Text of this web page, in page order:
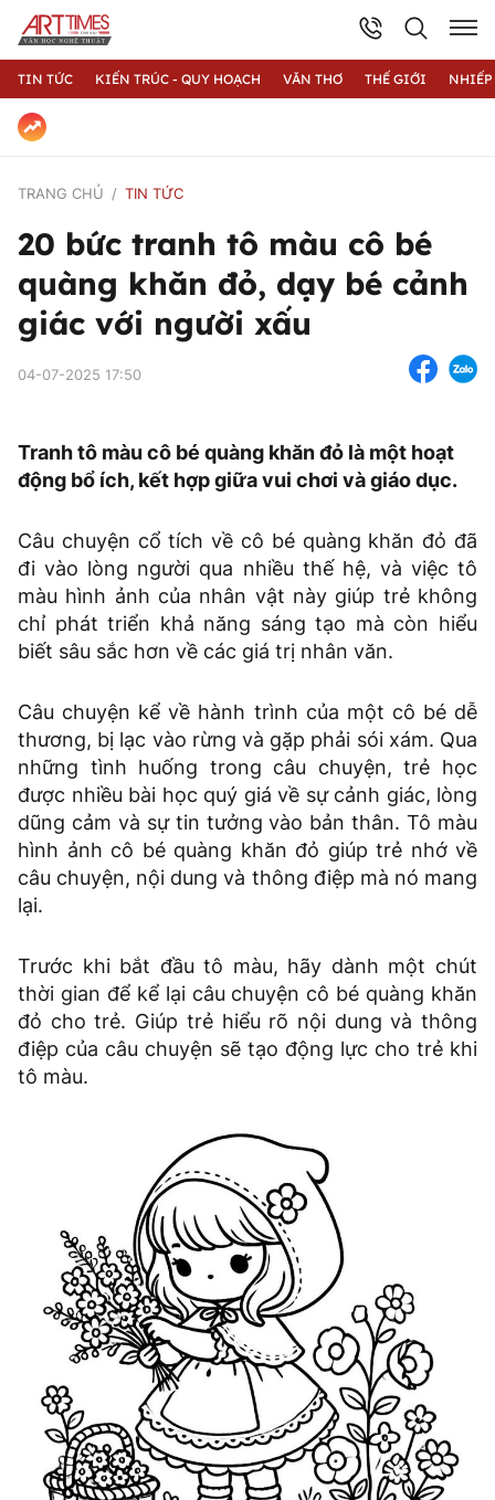
TIN TỨC KIẾN TRÚC - QUY HOẠCH VĂN THƠ THẾ GIỚI
TRANG CHỦ TIN TỨC
20 bức tranh tô màu cô bé
quàng khăn đỏ, dạy bé cảnh
giác với người xấu
04-07-2025 17:50
Tranh tô màu cô bé quàng khăn đỏ là một hoạt
động bổ ích, kết hợp giữa vui chơi và giáo dục.
Câu chuyện cổ tích về cô bé quàng khăn đỏ đã
đi vào lòng người qua nhiều thế hệ, và việc tô
màu hình ảnh của nhân vật này giúp trẻ không
chỉ phát triển khả năng sáng tạo mà còn hiểu
biết sâu sắc hơn về các giá trị nhân văn.
Câu chuyện kể về hành trình của một cô bé dễ
thương, bị lạc vào rừng và gặp phải sói xám. Qua
những tình huống trong câu chuyện, trẻ học
được nhiều bài học quý giá về sự cảnh giác, lòng
dũng cảm và sự tin tưởng vào bản thân. Tô màu
hình ảnh cô bé quàng khăn đỏ giúp trẻ nhớ về
câu chuyện, nội dung và thông điệp mà nó mang
lại.
Trước khi bắt đầu tô màu, hãy dành một chút
thời gian để kể lại câu chuyện cô bé quàng khăn
đỏ cho trẻ. Giúp trẻ hiểu rõ nội dung và thông
điệp của câu chuyện sẽ tạo động lực cho trẻ khi
tô màu.